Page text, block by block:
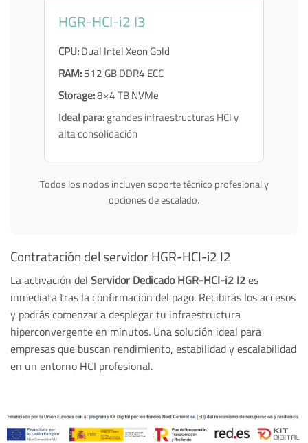
HGR-HCI-i2 I3
CPU:Dual Intel Xeon Gold
RAM:512 GB DDR4 ECC
Storage:8×4 TB NVMe
Ideal para:grandes infraestructuras HCI y
alta consolidación
Todos los nodos incluyen soporte técnico profesional y
opciones de escalado.
Contratación del servidor HGR-HCI-i2 I2
La activación delServidor Dedicado HGR-HCI-i2 I2es
inmediata tras la confirmación del pago. Recibirás los accesos
y podrás comenzar a desplegar tu infraestructura
hiperconvergente en minutos. Una solución ideal para
empresas que buscan rendimiento, estabilidad y escalabilidad
en un entorno HCI profesional.